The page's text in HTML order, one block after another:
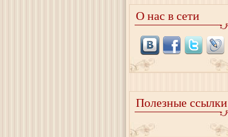
О нас в сети
Полезные ссылки